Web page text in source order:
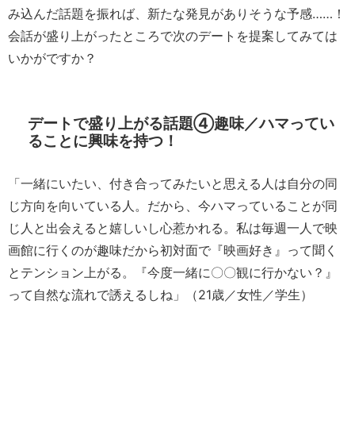
み込んだ話題を振れば、新たな発見がありそうな予感……！
会話が盛り上がったところで次のデートを提案してみては
いかがですか？
デートで盛り上がる話題④趣味／ハマってい
ることに興味を持つ！
「一緒にいたい、付き合ってみたいと思える人は自分の同
じ方向を向いている人。だから、今ハマっていることが同
じ人と出会えると嬉しいし心惹かれる。私は毎週一人で映
画館に行くのが趣味だから初対面で『映画好き』って聞く
とテンション上がる。『今度一緒に〇〇観に行かない？』
って自然な流れで誘えるしね」（21歳／女性／学生）